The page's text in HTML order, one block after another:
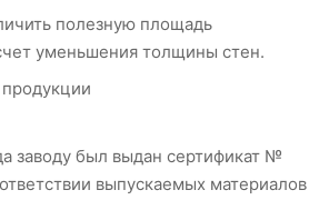
полезную площадь
уменьшения толщины стен.
заводу был выдан сертификат №
выпускаемых материалов